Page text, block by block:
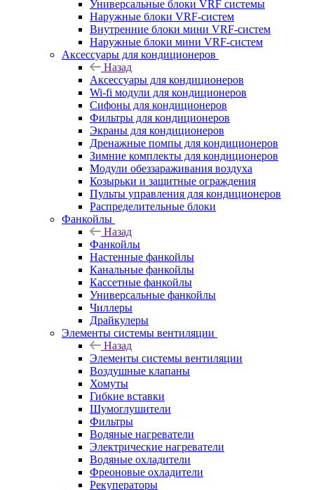
Универсальные блоки VRF системы
Наружные блоки VRF-систем
Внутренние блоки мини VRF-систем
Наружные блоки мини VRF-систем
Аксессуары для кондиционеров
Назад
Аксессуары для кондиционеров
Wi-fi модули для кондиционеров
Сифоны для кондиционеров
Фильтры для кондиционеров
Экраны для кондиционеров
Дренажные помпы для кондиционеров
Зимние комплекты для кондиционеров
Модули обеззараживания воздуха
Козырьки и защитные ограждения
Пульты управления для кондиционеров
Распределительные блоки
Фанкойлы
Назад
Фанкойлы
Настенные фанкойлы
Канальные фанкойлы
Кассетные фанкойлы
Универсальные фанкойлы
Чиллеры
Драйкулеры
Элементы системы вентиляции
Назад
Элементы системы вентиляции
Воздушные клапаны
Хомуты
Гибкие вставки
Шумоглушители
Фильтры
Водяные нагреватели
Электрические нагреватели
Водяные охладители
Фреоновые охладители
Рекуператоры